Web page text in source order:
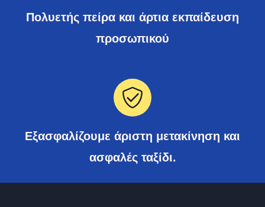
Πολυετής πείρα και άρτια εκπαίδευση
προσωπικού
Εξασφαλίζουμε άριστη μετακίνηση και
ασφαλές ταξίδι.